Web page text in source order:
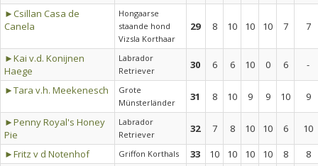
►Csillan Casa de
Canela
Hongaarse
staande hond
Vizsla Korthaar
29 8 10 10 10 7 7
►Kai v.d. Konijnen
Haege
Labrador
Retriever
30 6 6 10 0 6
-
►Tara v.h. Meekenesch
Grote
Münsterländer
31 8 10 9 9 10
9
►Penny Royal's Honey
Pie
Labrador
Retriever
32 7 8 10 10 6
10
►Fritz v d Notenhof
Griffon Korthals 33 10 10 10 10 8
8